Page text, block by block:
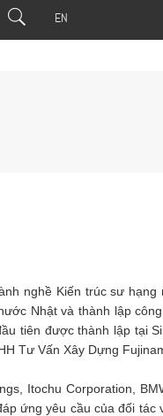
EN
nghề Kiến trúc sư hạng
Nhật và thành lập
tiên được thành lập tại
Tư Vấn Xây Dựng
Itochu Corporation,
ứng yêu cầu của đối tác